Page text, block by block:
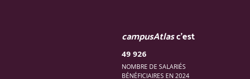
campusAtlasc'est
49 926
NOMBRE DE SALARIÉS
BÉNÉFICIAIRES EN 2024